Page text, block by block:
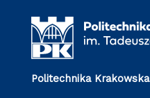
Politechnika Krakowska